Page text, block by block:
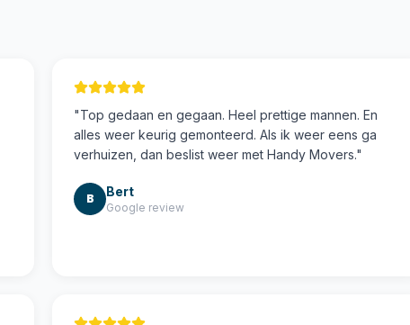
"Top gedaan en gegaan. Heel prettige mannen. En
alles weer keurig gemonteerd. Als ik weer eens ga
verhuizen, dan beslist weer met Handy Movers."
B Bert
Google review